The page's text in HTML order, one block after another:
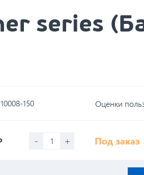
series
150 Оценки
- + Под заказ